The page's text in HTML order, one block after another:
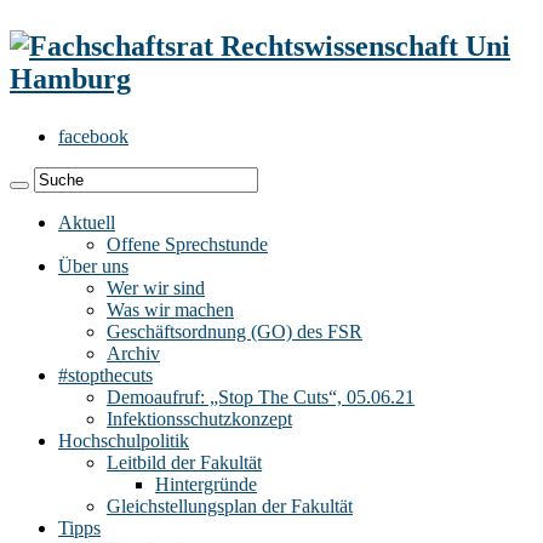
facebook
Aktuell
Offene Sprechstunde
Über uns
Wer wir sind
Was wir machen
Geschäftsordnung (GO) des FSR
Archiv
#stopthecuts
Demoaufruf: „Stop The Cuts“, 05.06.21
Infektionsschutzkonzept
Hochschulpolitik
Leitbild der Fakultät
Hintergründe
Gleichstellungsplan der Fakultät
Tipps